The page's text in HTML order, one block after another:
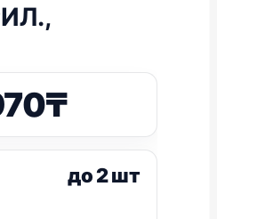
₸
до 2 шт